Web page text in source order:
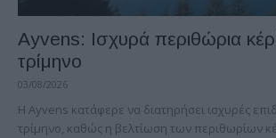
Ayvens: Iσχυρά περιθώρια
τρίμηνο
03/08/2026
Η Ayvens κατάφερε να διατηρήσει ισχυρές
τρίμηνο, καθώς η βελτίωση των περιθωρίων